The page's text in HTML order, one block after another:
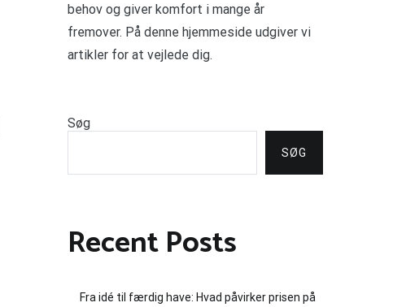
behov og giver komfort i mange år
fremover. På denne hjemmeside udgiver vi
artikler for at vejlede dig.
Søg
SØG
Recent Posts
Fra idé til færdig have: Hvad påvirker prisen på